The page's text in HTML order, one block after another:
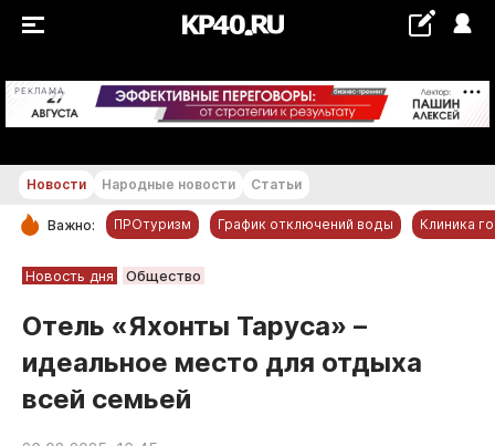
РЕКЛАМА +16...+17 °С
РУБРИКИ
Обнинск
Статьи
Народные новости
Новости Народные новости Статьи
Важно: ПРОтуризм График отключений воды Клиника
Новость дня Общество
Отель «Яхонты Таруса» –
идеальное место для отдыха
всей семьей